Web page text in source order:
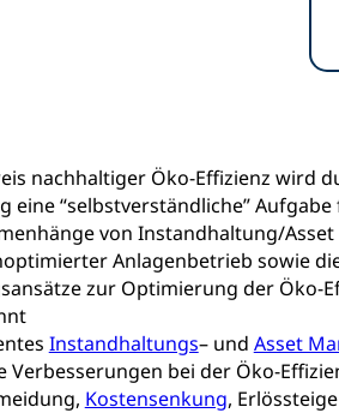
nachhaltiger Öko-Effizienz wird
eine “selbstverständliche”
von Instandhaltung/
Anlagenbetrieb sowie
zur Optimierung der Öko-
Instandhaltungs– und Asset
Verbesserungen bei der Öko-
Kostensenkung,